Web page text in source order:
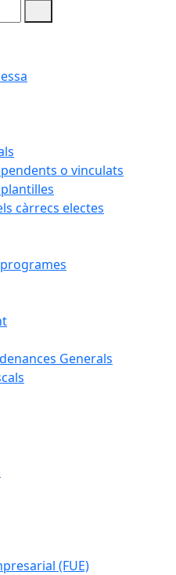
o vinculats
càrrecs electes
Generals
(FUE)